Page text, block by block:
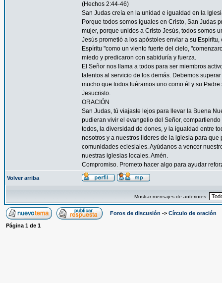
(Hechos 2:44-46)
San Judas creía en la unidad e igualdad en la
Porque todos somos iguales en Cristo, San Judas
mujer, porque unidos a Cristo Jesús, todos somos
Jesús prometió a los apóstoles enviar a su
Espíritu "como un viento fuerte del cielo,
miedo y predicaron con sabiduría y fuerza.
El Señor nos llama a todos para ser miembros
talentos al servicio de los demás. Debemos
mucho que todos fuéramos uno como él y su
Jesucristo.
ORACIÓN
San Judas, tú viajaste lejos para llevar la Buena
pudieran vivir el evangelio del Señor,
todos, la diversidad de dones, y la igualdad entre
nosotros y a nuestros líderes de la iglesia para
comunidades eclesiales. Ayúdanos a vencer
nuestras iglesias locales. Amén.
Compromiso. Prometo hacer algo para ayudar
Volver arriba
Mostrar mensajes de anteriores:
Foros de discusión -> Círculo de oración
Página 1 de 1